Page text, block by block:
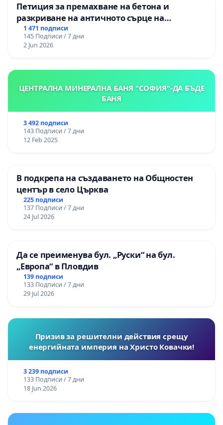
Петиция за премахване на бетона и
разкриване на античното сърце на
Могиланската могила във Враца
1 471 подписи
145 Подписи / 7 дни
2 Jun 2026
ЦЕНТРАЛНА МИНЕРАЛНА БАНЯ "СОФИЯ"-ДА БЪДЕ
БАНЯ
3 492 подписи
143 Подписи / 7 дни
12 Feb 2025
В подкрепа на създаването на Общностен
център в село Църква
225 подписи
137 Подписи / 7 дни
24 Jul 2026
Да се преименува бул. „Руски“ на бул.
„Европа“ в Пловдив
139 подписи
133 Подписи / 7 дни
29 Jul 2026
Призив за решителни действия срещу
енергийната империя на Христо Ковачки!
3 239 подписи
133 Подписи / 7 дни
18 Jun 2026